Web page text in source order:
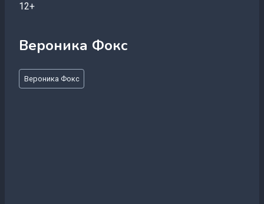
12+
Вероника Фокс
Метки
записи:
Вероника Фокс